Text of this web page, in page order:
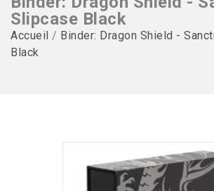
Slipcase Black
Accueil / Binder: Dragon Shield -
Black